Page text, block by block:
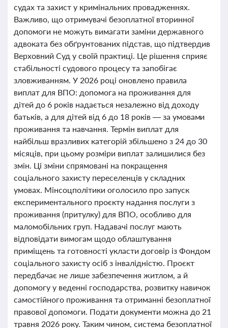
судах та захист у кримінальних провадженнях.
Важливо, що отримувачі безоплатної вторинної
допомоги не можуть вимагати заміни державного
адвоката без обґрунтованих підстав, що підтвердив
Верховний Суд у своїй практиці. Це рішення сприяє
стабільності судового процесу та запобігає
зловживанням. У 2026 році оновлено правила
виплат для ВПО: допомога на проживання для
дітей до 6 років надається незалежно від доходу
батьків, а для дітей від 6 до 18 років — за умовами
проживання та навчання. Термін виплат для
найбільш вразливих категорій збільшено з 24 до 30
місяців, при цьому розміри виплат залишилися без
змін. Ці зміни спрямовані на покращення
соціального захисту переселенців у складних
умовах. Мінсоцполітики оголосило про запуск
експериментального проєкту надання послуги з
проживання (притулку) для ВПО, особливо для
маломобільних груп. Надавачі послуг мають
відповідати вимогам щодо облаштування
приміщень та готовності укласти договір із Фондом
соціального захисту осіб з інвалідністю. Проєкт
передбачає не лише забезпечення житлом, а й
допомогу у веденні господарства, розвитку навичок
самостійного проживання та отриманні безоплатної
правової допомоги. Подати документи можна до 21
травня 2026 року. Таким чином, система безоплатної